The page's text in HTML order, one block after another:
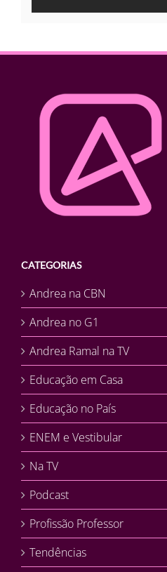
CATEGORIAS
Andrea na CBN
Andrea no G1
Andrea Ramal na TV
Educação em Casa
Educação no País
ENEM e Vestibular
Na TV
Podcast
Profissão Professor
Tendências